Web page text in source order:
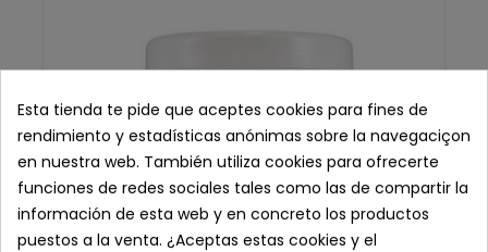
Esta tienda te pide que aceptes cookies para fines de
rendimiento y estadísticas anónimas sobre la navegaciçon
en nuestra web. También utiliza cookies para ofrecerte
funciones de redes sociales tales como las de compartir la
información de esta web y en concreto los productos
puestos a la venta. ¿Aceptas estas cookies y el